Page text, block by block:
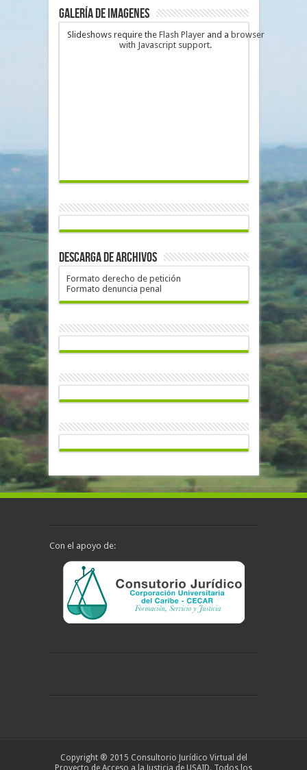
Galería de imagenes
Slideshows require the Flash Playerand a browser
with Javascript support.
Descarga de archivos
Formato derecho de petición
Formato denuncia penal
Con el apoyo de:
Copyright ® 2015 Consultorio Jurídico Virtual del
Proyecto de Acceso a la Justicia de USAID. Todos los